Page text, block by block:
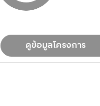
ดูข้อมูลโครงการ